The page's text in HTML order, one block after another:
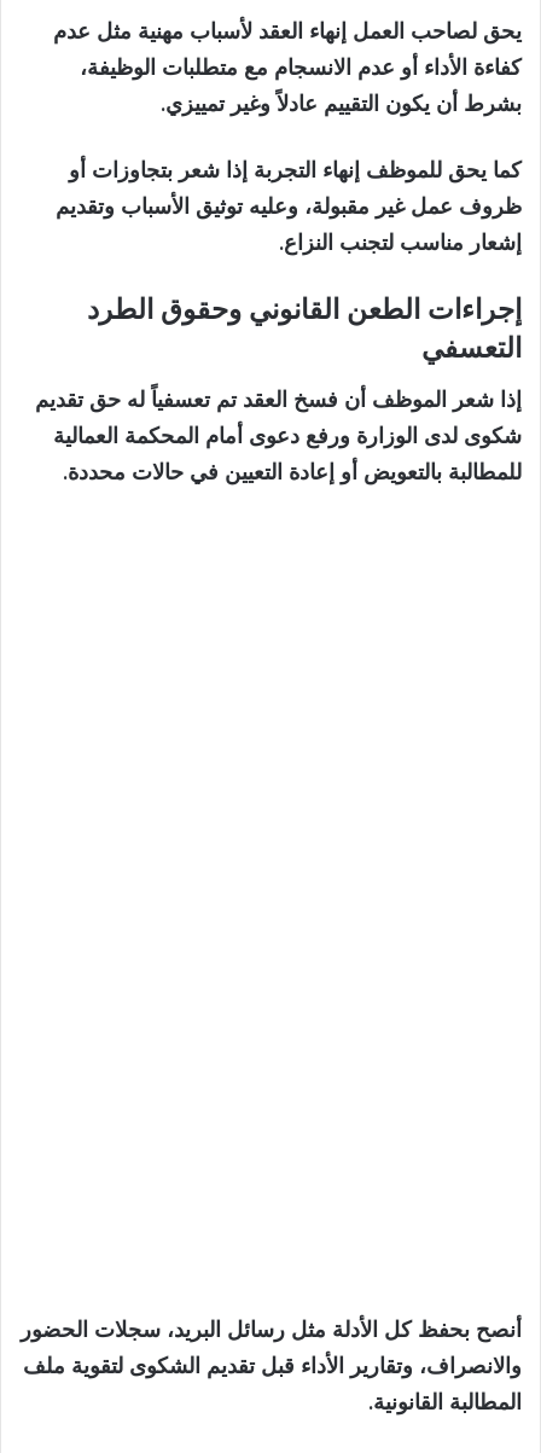
يحق لصاحب العمل إنهاء العقد لأسباب مهنية مثل عدم
كفاءة الأداء أو عدم الانسجام مع متطلبات الوظيفة،
بشرط أن يكون التقييم عادلاً وغير تمييزي.
كما يحق للموظف إنهاء التجربة إذا شعر بتجاوزات أو
ظروف عمل غير مقبولة، وعليه توثيق الأسباب وتقديم
إشعار مناسب لتجنب النزاع.
إجراءات الطعن القانوني وحقوق الطرد
التعسفي
إذا شعر الموظف أن فسخ العقد تم تعسفياً له حق تقديم
شكوى لدى الوزارة ورفع دعوى أمام المحكمة العمالية
للمطالبة بالتعويض أو إعادة التعيين في حالات محددة.
أنصح بحفظ كل الأدلة مثل رسائل البريد، سجلات الحضور
والانصراف، وتقارير الأداء قبل تقديم الشكوى لتقوية ملف
المطالبة القانونية.